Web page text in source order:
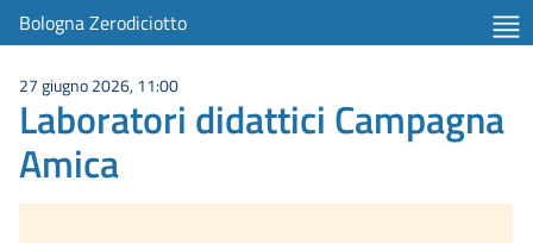
item 1 of 4
Bologna Zerodiciotto
27 giugno 2026, 11:00
Laboratori didattici Campagna
Amica